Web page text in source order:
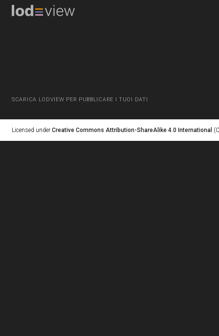
SCARICA LODVIEW PER PUBBLICARE I TUOI DATI
Licensed under Creative Commons Attribution-ShareAlike 4.0 International